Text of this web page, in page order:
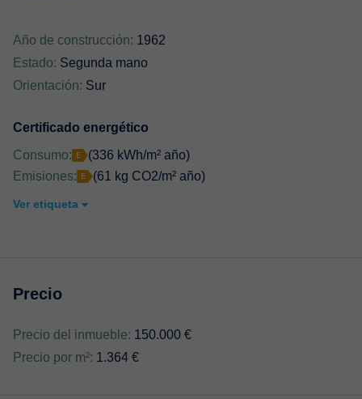
Año de construcción: 1962
Estado: Segunda mano
Orientación: Sur
Certificado energético
Consumo:
(336 kWh/m² año)
Emisiones:
(61 kg CO2/m² año)
Ver etiqueta
Precio
Precio del inmueble: 150.000 €
Precio por m²: 1.364 €